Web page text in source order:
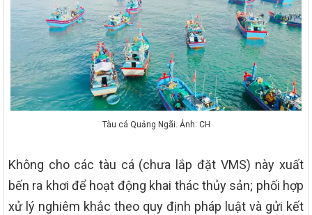
Tàu cá Quảng Ngãi. Ảnh: CH
Không cho các tàu cá (chưa lắp đặt VMS) này xuất
bến ra khơi để hoạt động khai thác thủy sản; phối hợp
xử lý nghiêm khắc theo quy định pháp luật và gửi kết